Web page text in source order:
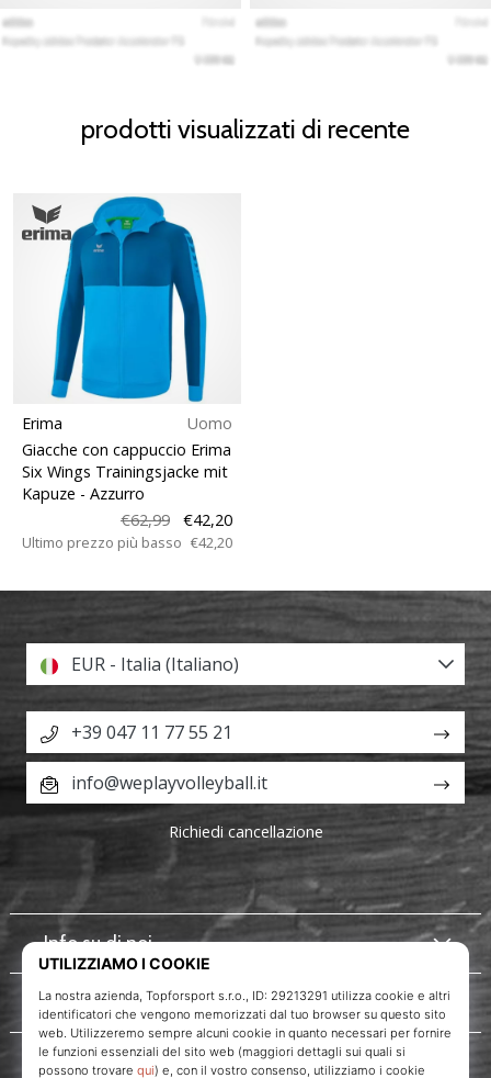
prodotti visualizzati di recente
Erima
Uomo
Giacche con cappuccio Erima
Six Wings Trainingsjacke mit
Kapuze - Azzurro
€62,99
€42,20
Ultimo prezzo più basso €42,20
Info su di noi
Servizio clienti
EUR - Italia (Italiano)
+39 047 11 77 55 21
info@weplayvolleyball.it
Richiedi cancellazione